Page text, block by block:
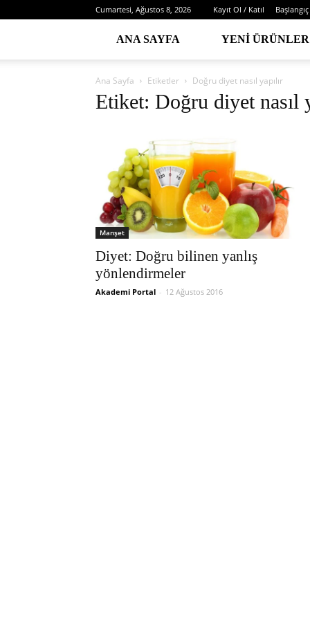
Cumartesi, Ağustos 8, 2026 Kayıt Ol / Katıl Başlangıç
ANA SAYFA YENI ÜRÜNLER
Ana Sayfa Etiketler Doğru diyet nasıl yapılır
Etiket: Doğru diyet nasıl
Manşet
Diyet: Doğru bilinen yanlış
yönlendirmeler
Akademi Portal - 12 Ağustos 2016